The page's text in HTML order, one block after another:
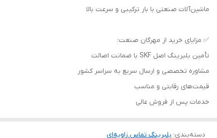
ماشین‌آلات صنعتی با بار ترکیبی و سرعت بالا
✅ مزایای خرید از مهرگان صنعت:
تأمین بلبرینگ اصل SKF با ضمانت اصالت
مشاوره تخصصی و ارسال سریع به سراسر کشور
قیمت‌های رقابتی و مناسب
خدمات پس از فروش عالی
دسته‌بندی: بلبرینگ تماس زاویه‌ای